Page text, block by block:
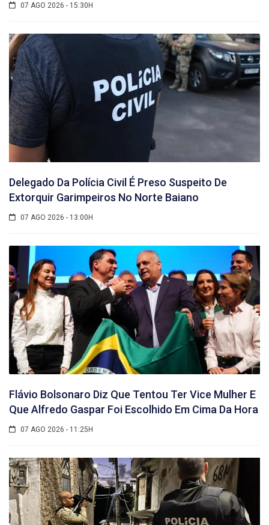
07 AGO 2026 - 15:30H
Delegado Da Polícia Civil É Preso Suspeito De
Extorquir Garimpeiros No Norte Baiano
07 AGO 2026 - 13:00H
Flávio Bolsonaro Diz Que Tentou Ter Vice Mulher E
Que Alfredo Gaspar Foi Escolhido Em Cima Da Hora
07 AGO 2026 - 11:25H